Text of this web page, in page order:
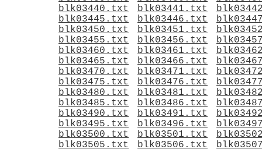
blk03440.txt
blk03441.txt
blk03445.txt
blk03446.txt
blk03450.txt
blk03451.txt
blk03455.txt
blk03456.txt
blk03460.txt
blk03461.txt
blk03465.txt
blk03466.txt
blk03470.txt
blk03471.txt
blk03475.txt
blk03476.txt
blk03480.txt
blk03481.txt
blk03485.txt
blk03486.txt
blk03490.txt
blk03491.txt
blk03495.txt
blk03496.txt
blk03500.txt
blk03501.txt
blk03505.txt
blk03506.txt